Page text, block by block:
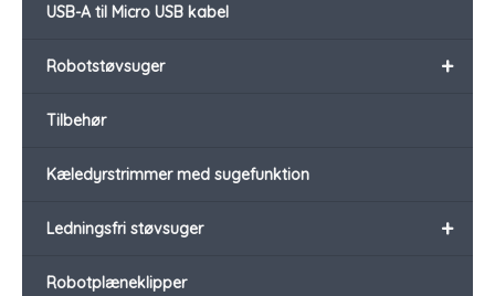
USB-A til Micro USB kabel
+
Robotstøvsuger
Tilbehør
Kæledyrstrimmer med sugefunktion
+
Ledningsfri støvsuger
Robotplæneklipper